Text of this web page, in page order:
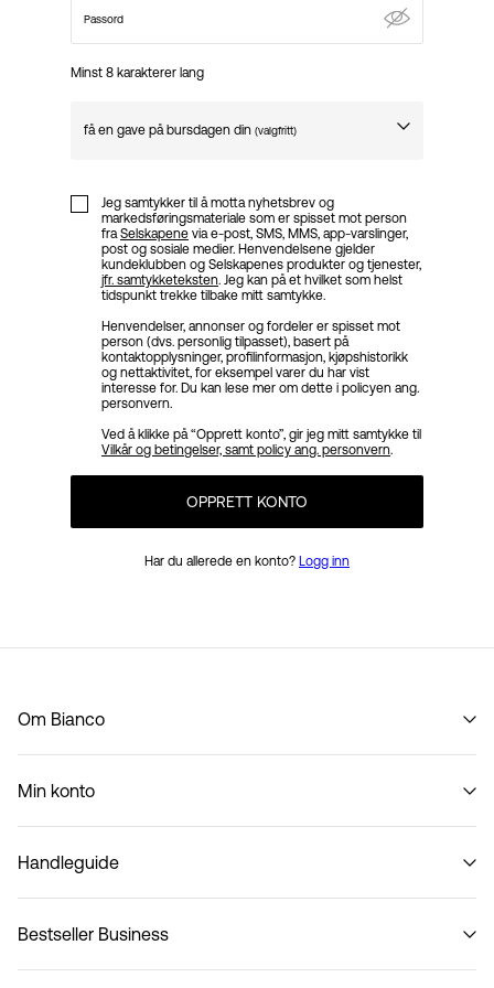
Passord
Minst 8 karakterer lang
få en gave på bursdagen din (valgfritt)
Birthday
Jeg samtykker til å motta nyhetsbrev og
markedsføringsmateriale som er spisset mot person
fraSelskapene via e-post, SMS, MMS, app-varslinger,
post og sosiale medier. Henvendelsene gjelder
kundeklubben og Selskapenes produkter og tjenester,
jfr. samtykketeksten. Jeg kan på et hvilket som helst
tidspunkt trekke tilbake mitt samtykke.
Henvendelser, annonser og fordeler er spisset mot
person (dvs. personlig tilpasset), basert på
kontaktopplysninger, profilinformasjon, kjøpshistorikk
og nettaktivitet, for eksempel varer du har vist
interesse for. Du kan lese mer om dette i policyen ang.
personvern.
Ved å klikke på “Opprett konto”, gir jeg mitt samtykke til
Vilkår og betingelser, samt policy ang. personvern.
OPPRETT KONTO
Har du allerede en konto? Logg inn
Om Bianco
Code of Conduct
B2B Shop
Kontakt os
Min konto
Spor bestilling
Handleguide
Leveringsmuligheter
Størrelsesguide Kvinner
Bestseller Business